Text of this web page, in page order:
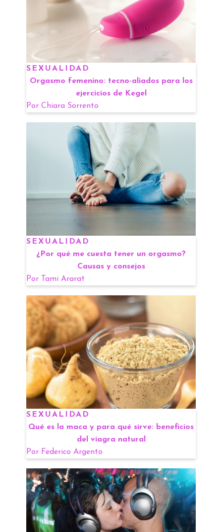
SEXUALIDAD
Orgasmo femenino: tecno-aliados para los
ejercicios de Kegel
Por Chiara Sorrento
SEXUALIDAD
¿Por qué me cuesta tener un orgasmo?
Causas y consejos
Por
Tami Ararat
SEXUALIDAD
Qué es la maca y para qué sirve: beneficios
del viagra natural
Por Federico Argento